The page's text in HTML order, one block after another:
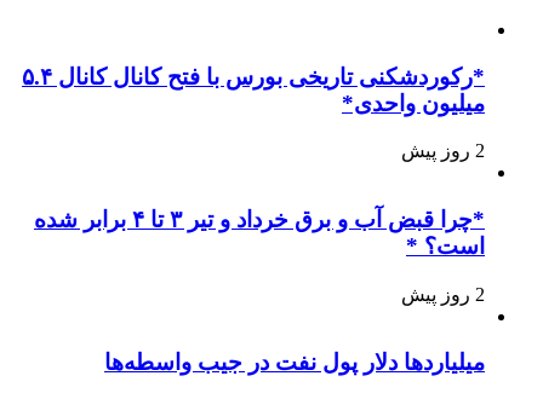
*رکوردشکنی تاریخی بورس با فتح کانال کانال ۵.۴
میلیون واحدی*
2 روز پیش
*چرا قبض آب و برق خرداد و تیر ۳ تا ۴ برابر شده
است؟ *
2 روز پیش
میلیاردها دلار پول نفت در جیب واسطه‌ها